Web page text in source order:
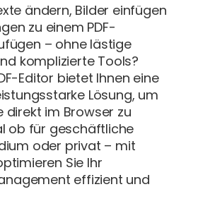
ändern, Bilder einfügen
zu einem PDF-
– ohne lästige
komplizierte Tools?
Editor bietet Ihnen eine
Lösung, um
direkt im Browser zu
ob für geschäftliche
oder privat – mit
Sie Ihr
effizient und